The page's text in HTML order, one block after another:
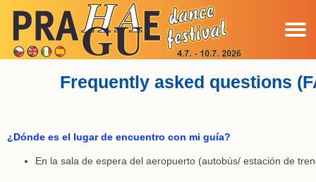
Frequently asked questions
¿Dónde es el lugar de encuentro con mi guía?
En la sala de espera del aeropuerto (autobús/ estación de